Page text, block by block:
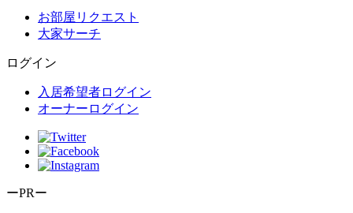
お部屋リクエスト
大家サーチ
ログイン
入居希望者ログイン
オーナーログイン
ーPRー